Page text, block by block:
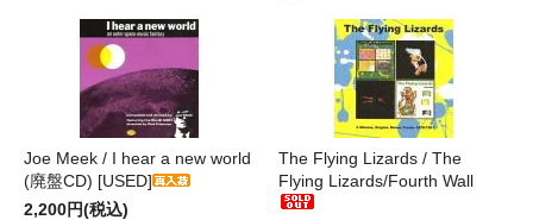
Joe Meek / I hear a new world
(廃盤CD) [USED]
2,200円(税込)
The Flying Lizards / The
Flying Lizards/Fourth Wall